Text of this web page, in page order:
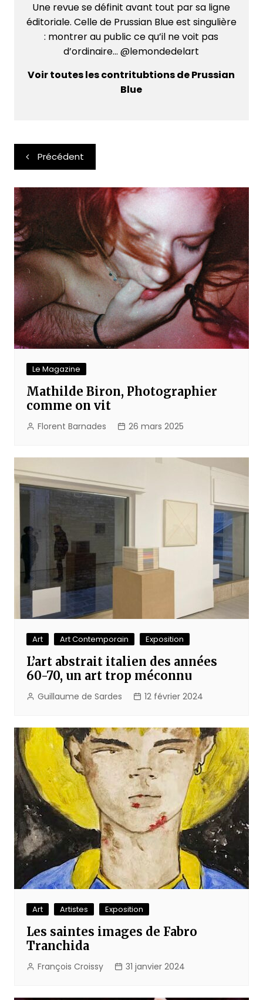
Une revue se définit avant tout par sa ligne
éditoriale. Celle de Prussian Blue est singulière
: montrer au public ce qu’il ne voit pas
d’ordinaire... @lemondedelart
Voir toutes les contritubtions de Prussian
Blue
Navigation
de
l’article
Précédent
Le Magazine
Mathilde Biron, Photographier
comme on vit
Florent Barnades 26 mars 2025
Art Art Contemporain Exposition
L’art abstrait italien des années
60-70, un art trop méconnu
Guillaume de Sardes 12 février 2024
Art Artistes Exposition
Les saintes images de Fabro
Tranchida
François Croissy 31 janvier 2024